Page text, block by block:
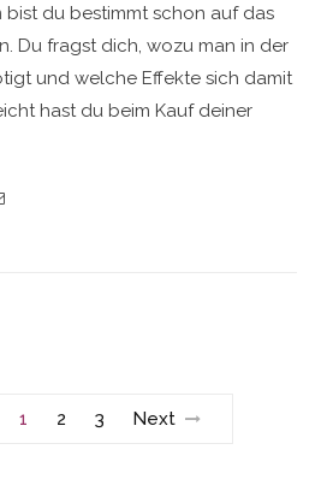
bist du bestimmt schon auf das
Du fragst dich, wozu man in der
und welche Effekte sich damit
hast du beim Kauf deiner
1 2 3 Next